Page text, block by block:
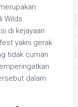
Wilds
di kejayaan
yakni gerak
tidak cuman
dalam